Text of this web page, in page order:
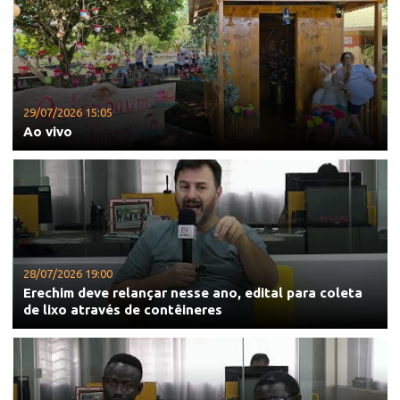
29/07/2026 15:05
Ao vivo
28/07/2026 19:00
Erechim deve relançar nesse ano, edital para coleta
de lixo através de contêineres